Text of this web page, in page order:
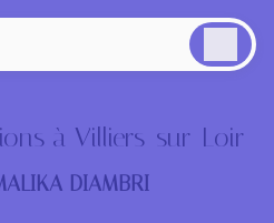
à Villiers-sur-Loir
DIAMBRI